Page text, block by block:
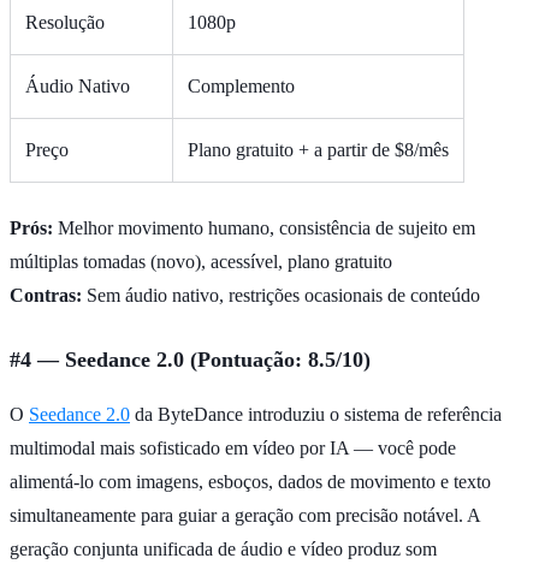
Resolução 1080p
Áudio Nativo Complemento
Preço Plano gratuito + a partir de $8/mês
Prós: Melhor movimento humano, consistência de sujeito em
múltiplas tomadas (novo), acessível, plano gratuito
Contras: Sem áudio nativo, restrições ocasionais de conteúdo
#4 — Seedance 2.0 (Pontuação: 8.5/10)
O Seedance 2.0 da ByteDance introduziu o sistema de referência
multimodal mais sofisticado em vídeo por IA — você pode
alimentá-lo com imagens, esboços, dados de movimento e texto
simultaneamente para guiar a geração com precisão notável. A
geração conjunta unificada de áudio e vídeo produz som